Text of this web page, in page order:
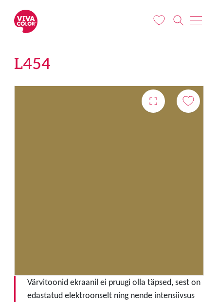
L454
Värvitoonid ekraanil ei pruugi olla täpsed, sest on
edastatud elektroonselt ning nende intensiivsus